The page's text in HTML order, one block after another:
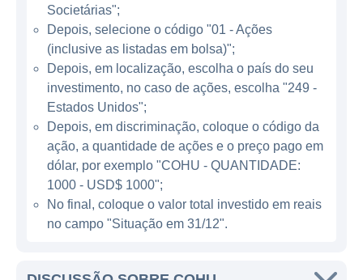
tecnologia, a Cohu permite que fabricantes
verifiquem se seus semicondutores atendem
a padrões de qualidade antes de serem
integrados em dispositivos finais, como
smartphones, computadores e uma
variedade de equipamentos eletrônicos.
ATUAÇÃO INTERNACIONAL DA COHU
A Cohu tem uma presença global, com
operações distribuídas por diversos países.
Societárias";
Depois, selecione o código "01 - Ações
(inclusive as listadas em bolsa)";
Depois, em localização, escolha o país do seu
investimento, no caso de ações, escolha "249 -
Estados Unidos";
Depois, em discriminação, coloque o código da
ação, a quantidade de ações e o preço pago em
dólar, por exemplo "COHU - QUANTIDADE:
1000 - USD$ 1000";
No final, coloque o valor total investido em reais
no campo "Situação em 31/12".